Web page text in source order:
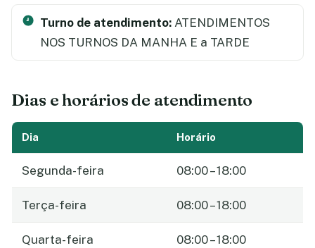
Turno de atendimento: ATENDIMENTOS
NOS TURNOS DA MANHA E a TARDE
Dias e horários de atendimento
Dia Horário
Segunda-feira 08:00 – 18:00
Terça-feira 08:00 – 18:00
Quarta-feira 08:00 – 18:00